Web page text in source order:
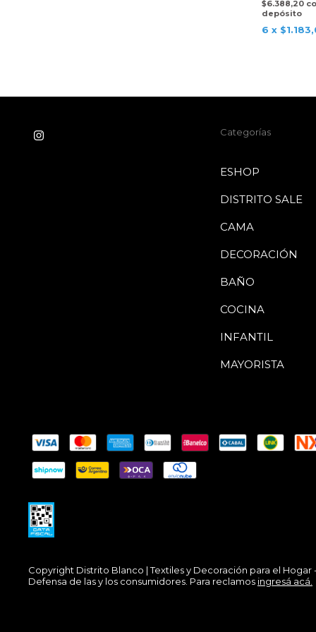
$6.388,20
depósito
6 x
Categorías
ESHOP
DISTRITO SALE
CAMA
DECORACIÓN
BAÑO
COCINA
INFANTIL
MAYORISTA
Copyright Distrito Blanco | Textiles y Decoración para el Hogar
Defensa de las y los consumidores. Para reclamos ingresá acá.